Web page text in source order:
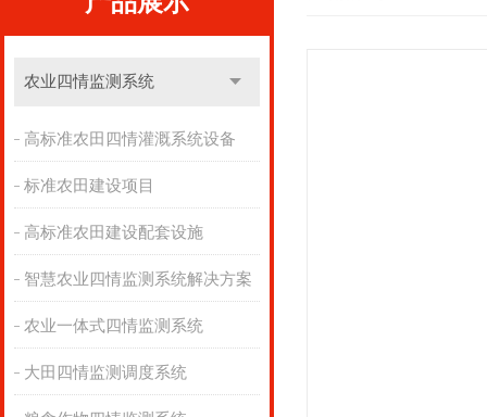
农业四情监测系统
高标准农田四情灌溉系统设备
标准农田建设项目
高标准农田建设配套设施
智慧农业四情监测系统解决方案
农业一体式四情监测系统
大田四情监测调度系统